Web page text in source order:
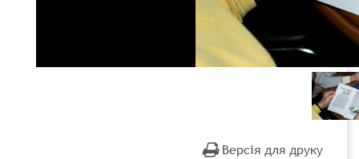
Версія для друку